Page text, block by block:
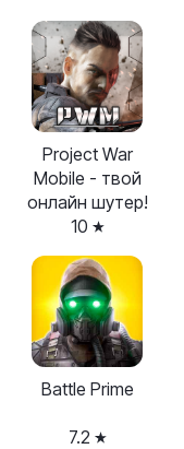
Project War
Mobile - твой
онлайн шутер!
10
Battle Prime
7.2